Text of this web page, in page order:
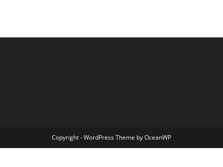
Copyright - WordPress Theme by OceanWP